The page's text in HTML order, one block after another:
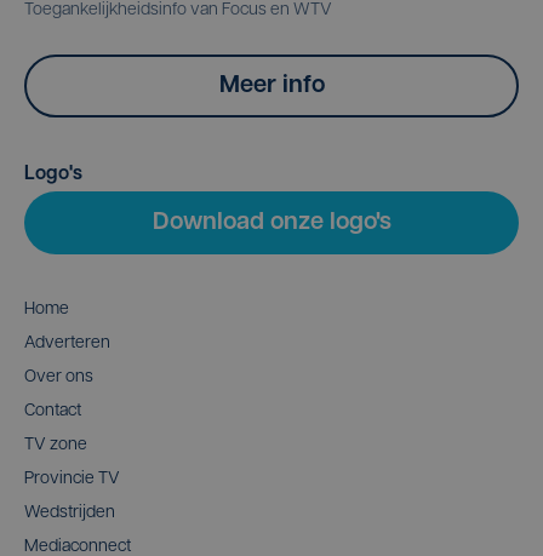
Toegankelijkheidsinfo van Focus en WTV
Meer info
Logo's
Download onze logo's
Home
Adverteren
Over ons
Contact
TV zone
Provincie TV
Wedstrijden
Mediaconnect